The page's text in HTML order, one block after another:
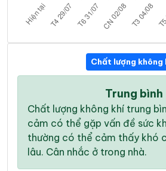
Chất lượng không
Trung bình
Chất lượng không khí trung
cảm có thể gặp vấn đề sức
thường có thể cảm thấy khó
lâu. Cân nhắc ở trong nhà.